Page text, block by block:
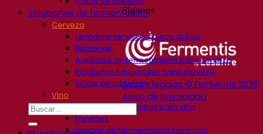
Soluciones de fermentación
Cerveza
Levadura cervecera seca activa
Bacterias
Auxiliares de fermentación para cerveza
Productos funcionales para cerveza
Estilos de cerveza
Vino
Levadura seca activa para vino
Enzymes
Ayudas de fermentación para vino
Síganos
Avisos legales © Fermentis 2026
Aviso de privacidad